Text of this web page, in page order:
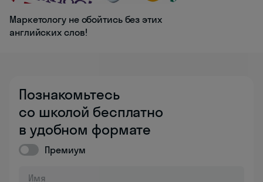
Маркетологу не обойтись без этих
английских слов!
Познакомьтесь
со школой бесплатно
в удобном формате
Премиум